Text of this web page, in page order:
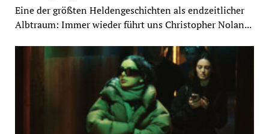
Eine der größten Heldengeschichten als endzeitlicher
Albtraum: Immer wieder führt uns Christopher Nolan...